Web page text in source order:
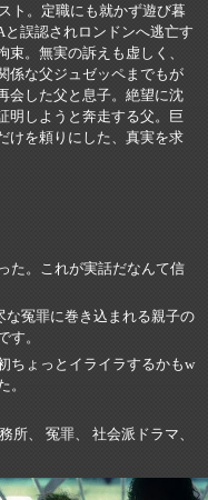
ト。定職にも就かず遊び暮
誤認されロンドンへ逃亡す
。無実の訴えも虚しく、
係な父ジュゼッペまでもが
会した父と息子。絶望に沈
明しようと奔走する父。巨
けを頼りにした、真実を求
た。これが実話だなんて信
冤罪に巻き込まれる親子の
す。
ちょっとイライラするかもw
。
所、 冤罪、 社会派ドラマ、